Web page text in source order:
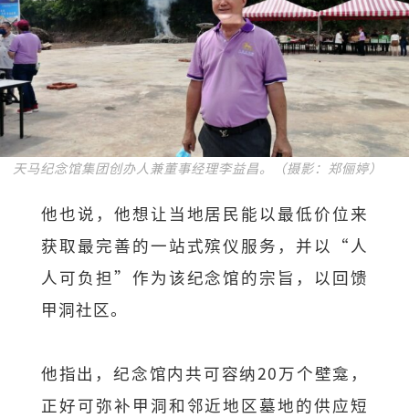
天马纪念馆集团创办人兼董事经理李益昌。（摄影：郑俪婷）
他也说，他想让当地居民能以最低价位来
获取最完善的一站式殡仪服务，并以“人
人可负担”作为该纪念馆的宗旨，以回馈
甲洞社区。
他指出，纪念馆内共可容纳20万个壁龛，
正好可弥补甲洞和邻近地区墓地的供应短